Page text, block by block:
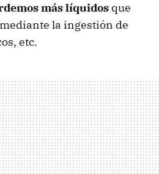
más líquidos que
la ingestión de
etc.